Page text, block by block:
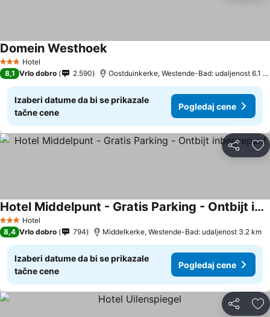
3 Zvezdice
Hotel
Domein Westhoek
8,1 Vrlo dobro 2.590 Oostduinkerke, Westende-Bad: udaljenost 6.1 km
Izaberi datume da bi se prikazale
tačne cene
Pogledaj cene
Deli
3 Zvezdice
Hotel
Hotel Middelpunt - Gratis Parking - Ontbijt inbegrepen!
8,4 Vrlo dobro 794 Middelkerke, Westende-Bad: udaljenost 3.2 km
Izaberi datume da bi se prikazale
tačne cene
Pogledaj cene
Deli